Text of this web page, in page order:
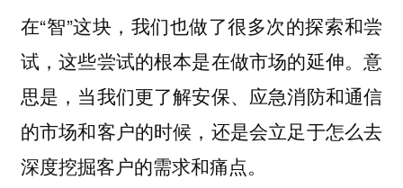
在“智”这块，我们也做了很多次的探索和尝
试，这些尝试的根本是在做市场的延伸。意
思是，当我们更了解安保、应急消防和通信
的市场和客户的时候，还是会立足于怎么去
深度挖掘客户的需求和痛点。